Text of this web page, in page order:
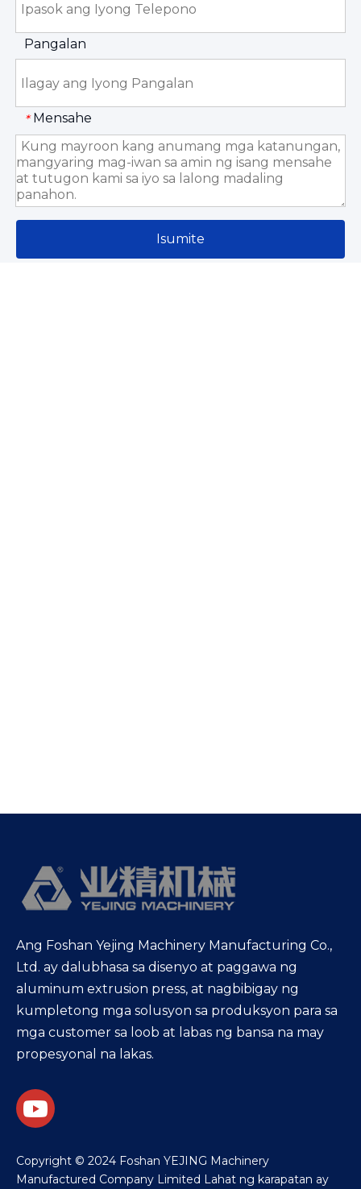
Pangalan
* Mensahe
Isumite
Ang Foshan Yejing Machinery Manufacturing Co.,
Ltd. ay dalubhasa sa disenyo at paggawa ng
aluminum extrusion press, at nagbibigay ng
kumpletong mga solusyon sa produksyon para sa
mga customer sa loob at labas ng bansa na may
propesyonal na lakas.
​Copyright © 2024 Foshan YEJING Machinery
Manufactured Company Limited Lahat ng karapatan ay